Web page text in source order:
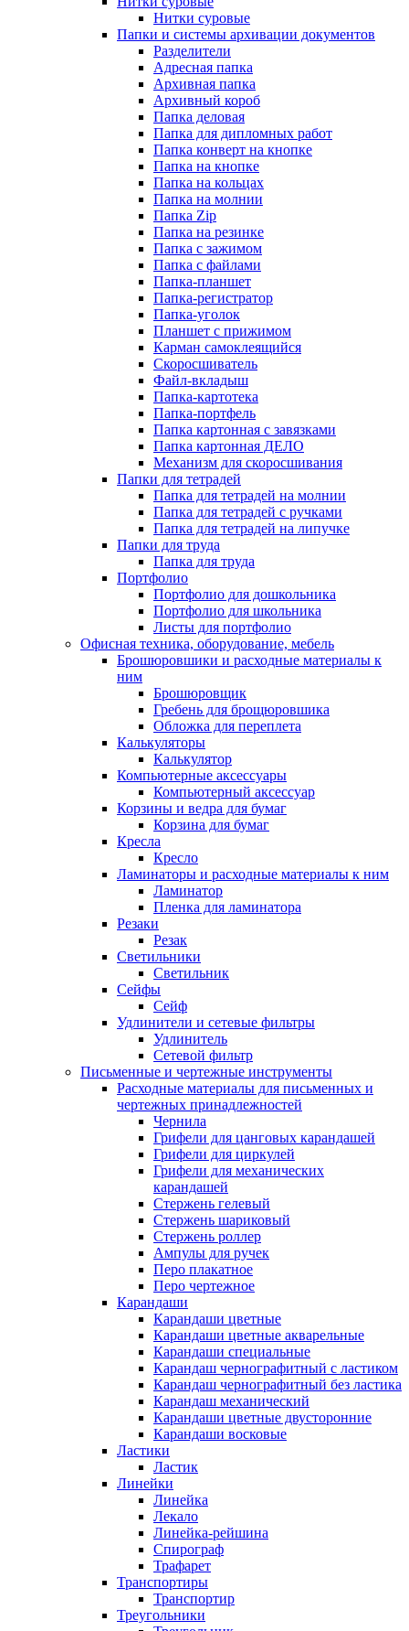
Нитки суровые
Папки и системы архивации документов
Разделители
Адресная папка
Архивная папка
Архивный короб
Папка деловая
Папка для дипломных работ
Папка конверт на кнопке
Папка на кнопке
Папка на кольцах
Папка на молнии
Папка Zip
Папка на резинке
Папка с зажимом
Папка с файлами
Папка-планшет
Папка-регистратор
Папка-уголок
Планшет с прижимом
Карман самоклеящийся
Скоросшиватель
Файл-вкладыш
Папка-картотека
Папка-портфель
Папка картонная с завязками
Папка картонная ДЕЛО
Механизм для скоросшивания
Папки для тетрадей
Папка для тетрадей на молнии
Папка для тетрадей с ручками
Папка для тетрадей на липучке
Папки для труда
Папка для труда
Портфолио
Портфолио для дошкольника
Портфолио для школьника
Листы для портфолио
Офисная техника, оборудование, мебель
Брошюровшики и расходные материалы к
ним
Брошюровщик
Гребень для брощюровшика
Обложка для переплета
Калькуляторы
Калькулятор
Компьютерные аксессуары
Компьютерный аксессуар
Корзины и ведра для бумаг
Корзина для бумаг
Кресла
Кресло
Ламинаторы и расходные материалы к ним
Ламинатор
Пленка для ламинатора
Резаки
Резак
Светильники
Светильник
Сейфы
Сейф
Удлинители и сетевые фильтры
Удлинитель
Сетевой фильтр
Письменные и чертежные инструменты
Расходные материалы для письменных и
чертежных принадлежностей
Чернила
Грифели для цанговых карандашей
Грифели для циркулей
Грифели для механических
карандашей
Стержень гелевый
Стержень шариковый
Стержень роллер
Ампулы для ручек
Перо плакатное
Перо чертежное
Карандаши
Карандаши цветные
Карандаши цветные акварельные
Карандаши специальные
Карандаш чернографитный с ластиком
Карандаш чернографитный без ластика
Карандаш механический
Карандаши цветные двусторонние
Карандаши восковые
Ластики
Ластик
Линейки
Линейка
Лекало
Линейка-рейшина
Спирограф
Трафарет
Транспортиры
Транспортир
Треугольники